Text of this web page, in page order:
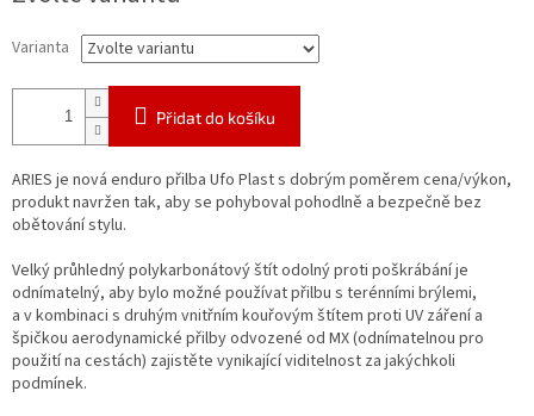
Varianta
Přidat do košíku
ARIES je nová enduro přilba Ufo Plast s dobrým poměrem cena/výkon,
produkt navržen tak, aby se pohyboval pohodlně a bezpečně bez
obětování stylu.
Velký průhledný polykarbonátový štít odolný proti poškrábání je
odnímatelný, aby bylo možné používat přilbu s terénními brýlemi,
a v kombinaci s druhým vnitřním kouřovým štítem proti UV záření a
špičkou aerodynamické přilby odvozené od MX (odnímatelnou pro
použití na cestách) zajistěte vynikající viditelnost za jakýchkoli
podmínek.